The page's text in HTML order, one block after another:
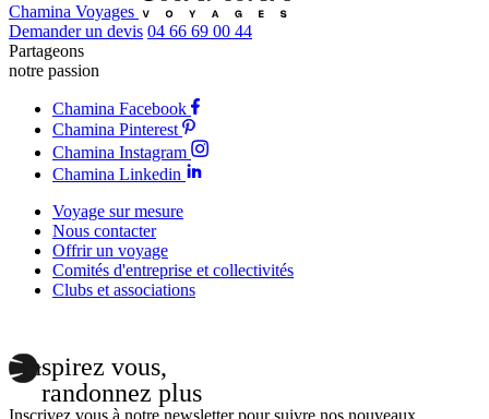
Chamina Voyages
Demander un devis 04 66 69 00 44
Partageons
notre passion
Chamina Facebook
Chamina Pinterest
Chamina Instagram
Chamina Linkedin
Voyage sur mesure
Nous contacter
Offrir un voyage
Comités d'entreprise et collectivités
Clubs et associations
Inspirez vous,
randonnez plus
Inscrivez vous à notre newsletter pour suivre nos nouveaux